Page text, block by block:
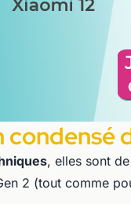
, elles sont
2 (tout comme